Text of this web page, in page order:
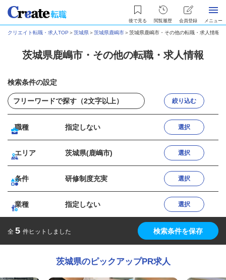
後で見る 閲覧履歴 会員登録 メニュー
クリエイト転職・求人TOP ＞茨城県＞茨城県鹿嶋市＞茨城県鹿嶋市・その他の転職・求人情報
茨城県鹿嶋市・その他の転職・求人情報
検索条件の設定
絞り込む
職種 指定しない 選択
エリア 茨城県(鹿嶋市) 選択
条件 研修制度充実 選択
業種 指定しない 選択
全 5 件ヒットしました 検索条件を保存
茨城県のピックアップPR求人